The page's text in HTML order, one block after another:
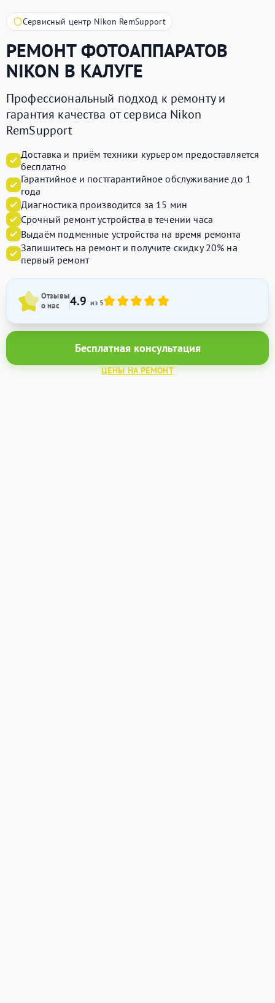
Сервисный центр Nikon RemSupport
РЕМОНТ ФОТОАППАРАТОВ
NIKON В КАЛУГЕ
Профессиональный подход к ремонту и
гарантия качества от сервиса Nikon
RemSupport
Доставка и приём техники курьером предоставляется
бесплатно
Гарантийное и постгарантийное обслуживание до 1
года
Диагностика производится за 15 мин
Срочный ремонт устройства в течении часа
Выдаём подменные устройства на время ремонта
Запишитесь на ремонт и получите скидку 20% на
первый ремонт
Отзывы
о нас
4.9 из 5
Бесплатная консультация
ЦЕНЫ НА РЕМОНТ